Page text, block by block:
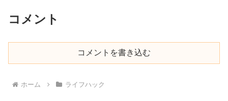
コメント
コメントを書き込む
ホーム ライフハック